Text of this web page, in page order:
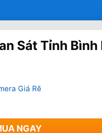
Sát Tỉnh Bình
Giá Rẽ
NGAY